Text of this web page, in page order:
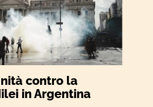
contro la
in Argentina